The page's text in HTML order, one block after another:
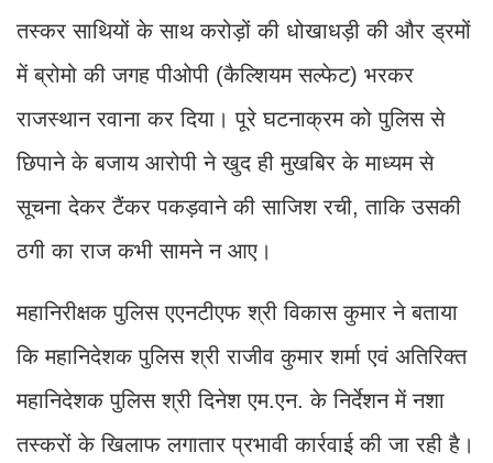
तस्कर साथियों के साथ करोड़ों की धोखाधड़ी की और ड्रमों
में ब्रोमो की जगह पीओपी (कैल्शियम सल्फेट) भरकर
राजस्थान रवाना कर दिया। पूरे घटनाक्रम को पुलिस से
छिपाने के बजाय आरोपी ने खुद ही मुखबिर के माध्यम से
सूचना देकर टैंकर पकड़वाने की साजिश रची, ताकि उसकी
ठगी का राज कभी सामने न आए।
महानिरीक्षक पुलिस एएनटीएफ श्री विकास कुमार ने बताया
कि महानिदेशक पुलिस श्री राजीव कुमार शर्मा एवं अतिरिक्त
महानिदेशक पुलिस श्री दिनेश एम.एन. के निर्देशन में नशा
तस्करों के खिलाफ लगातार प्रभावी कार्रवाई की जा रही है।